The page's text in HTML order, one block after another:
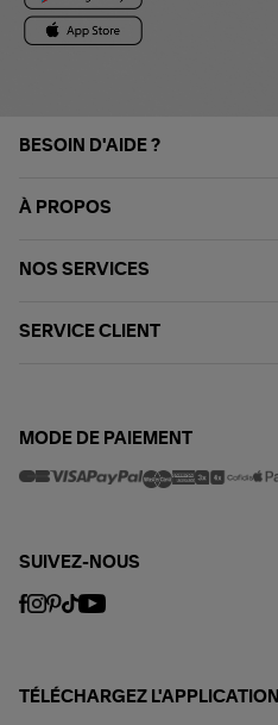
BESOIN D'AIDE ?
À PROPOS
NOS SERVICES
SERVICE CLIENT
MODE DE PAIEMENT
SUIVEZ-NOUS
TÉLÉCHARGEZ L'APPLICATION